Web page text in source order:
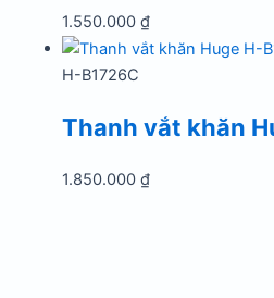
1.550.000₫
H-B1726C
Thanh vắt khăn
1.850.000₫